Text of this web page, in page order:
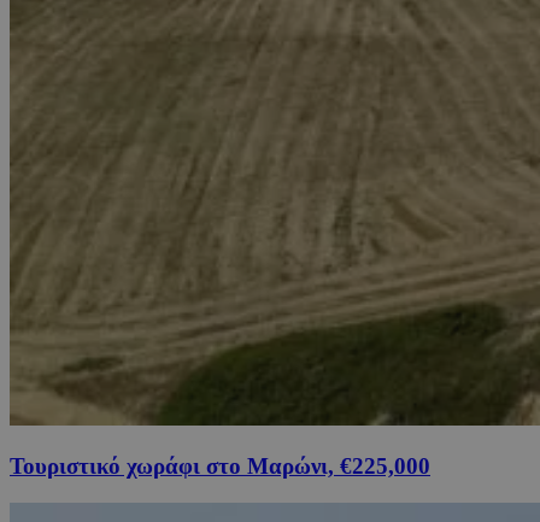
Τουριστικό χωράφι στο Μαρώνι, €225,000